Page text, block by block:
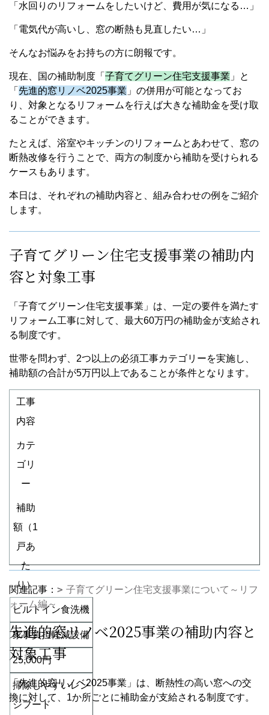
「水回りのリフォームをしたいけど、費用が気になる…」
「電気代が高いし、窓の断熱も見直したい…」
そんなお悩みをお持ちの方に朗報です。
現在、国の補助制度「 子育てグリーン住宅支援事業 」と
「 先進的窓リノベ2025事業 」の併用が可能となってお
り、対象となるリフォームを行えば大きな補助金を受け取
ることができます。
たとえば、浴室やキッチンのリフォームとあわせて、窓の
断熱改修を行うことで、両方の制度から補助を受けられる
ケースもあります。
本日は、それぞれの補助内容と、組み合わせの例をご紹介
します。
子育てグリーン住宅支援事業の補助内
容と対象工事
「子育てグリーン住宅支援事業」は、一定の要件を満たす
リフォーム工事に対して、最大60万円の補助金が支給され
る制度です。
世帯を問わず、2つ以上の必須工事カテゴリーを実施し、
補助額の合計が5万円以上であることが条件となります。
工事
内容
カテ
ゴリ
ー
補助
額（1
戸あ
た
り）
ビルトイン食洗機
家事負担軽減設備
25,000円
掃除しやすいレン
ジフード
関連記事：
子育てグリーン住宅支援事業について～リフ
ォーム編～
先進的窓リノベ2025事業の補助内容と
対象工事
「先進的窓リノベ2025事業」は、断熱性の高い窓への交
換に対して、1か所ごとに補助金が支給される制度です。